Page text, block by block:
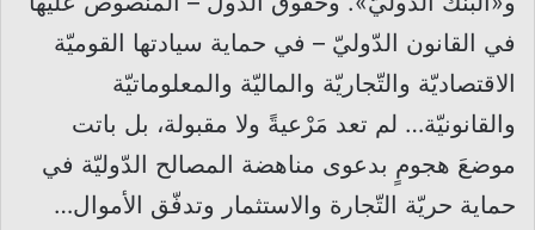
في القانون الدّوليّ – في حماية سيادتها القوميّة
الاقتصاديّة والتّجاريّة والماليّة والمعلوماتيّة
والقانونيّة… لم تعد مَرْعيةً ولا مقبولة، بل باتت
موضعَ هجومٍ بدعوى مناهضة المصالح الدّوليّة في
حماية حريّة التّجارة والاستثمار وتدفّق الأموال…